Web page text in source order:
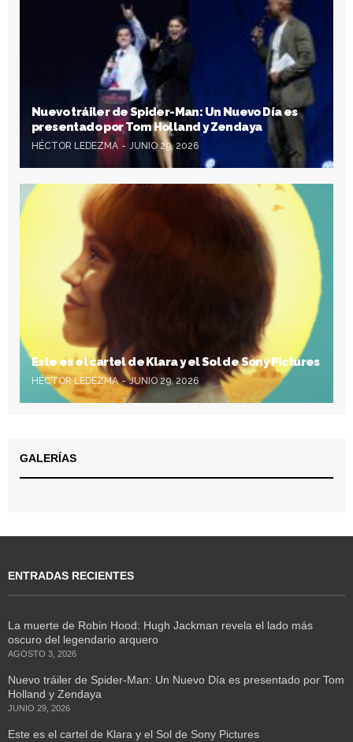
Nuevo tráiler de Spider-Man: Un Nuevo Día es
presentado por Tom Holland y Zendaya
HÉCTOR LEDEZMA JUNIO 29, 2026
Este es el cartel de Klara y el Sol de Sony Pictures
HÉCTOR LEDEZMA JUNIO 29, 2026
GALERÍAS
ENTRADAS RECIENTES
La muerte de Robin Hood: Hugh Jackman revela el lado más
oscuro del legendario arquero
AGOSTO 3, 2026
Nuevo tráiler de Spider-Man: Un Nuevo Día es presentado por Tom
Holland y Zendaya
JUNIO 29, 2026
Este es el cartel de Klara y el Sol de Sony Pictures